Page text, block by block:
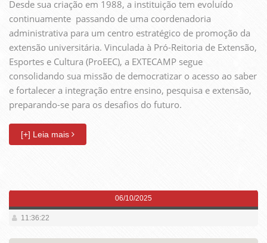
Desde sua criação em 1988, a instituição tem evoluído
continuamente  passando de uma coordenadoria
administrativa para um centro estratégico de promoção da
extensão universitária. Vinculada à Pró-Reitoria de Extensão,
Esportes e Cultura (ProEEC), a EXTECAMP segue
consolidando sua missão de democratizar o acesso ao saber
e fortalecer a integração entre ensino, pesquisa e extensão,
preparando-se para os desafios do futuro.
[+] Leia mais
06/10/2025
11:36:22